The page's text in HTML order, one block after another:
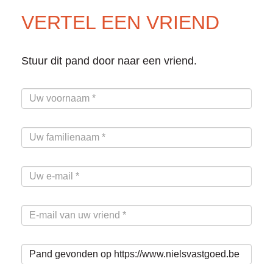
VERTEL EEN VRIEND
Stuur dit pand door naar een vriend.